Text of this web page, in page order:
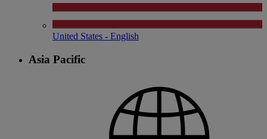
United States - English
Asia Pacific